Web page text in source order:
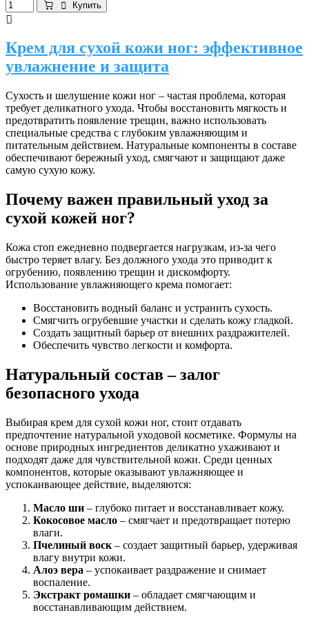
Купить
Крем для сухой кожи ног: эффективное
увлажнение и защита
Сухость и шелушение кожи ног – частая проблема, которая
требует деликатного ухода. Чтобы восстановить мягкость и
предотвратить появление трещин, важно использовать
специальные средства с глубоким увлажняющим и
питательным действием. Натуральные компоненты в составе
обеспечивают бережный уход, смягчают и защищают даже
самую сухую кожу.
Почему важен правильный уход за
сухой кожей ног?
Кожа стоп ежедневно подвергается нагрузкам, из-за чего
быстро теряет влагу. Без должного ухода это приводит к
огрубению, появлению трещин и дискомфорту.
Использование увлажняющего крема помогает:
Восстановить водный баланс и устранить сухость.
Смягчить огрубевшие участки и сделать кожу гладкой.
Создать защитный барьер от внешних раздражителей.
Обеспечить чувство легкости и комфорта.
Натуральный состав – залог
безопасного ухода
Выбирая крем для сухой кожи ног, стоит отдавать
предпочтение натуральной уходовой косметике. Формулы на
основе природных ингредиентов деликатно ухаживают и
подходят даже для чувствительной кожи. Среди ценных
компонентов, которые оказывают увлажняющее и
успокаивающее действие, выделяются:
Масло ши – глубоко питает и восстанавливает кожу.
Кокосовое масло – смягчает и предотвращает потерю
влаги.
Пчелиный воск – создает защитный барьер, удерживая
влагу внутри кожи.
Алоэ вера – успокаивает раздражение и снимает
воспаление.
Экстракт ромашки – обладает смягчающим и
восстанавливающим действием.